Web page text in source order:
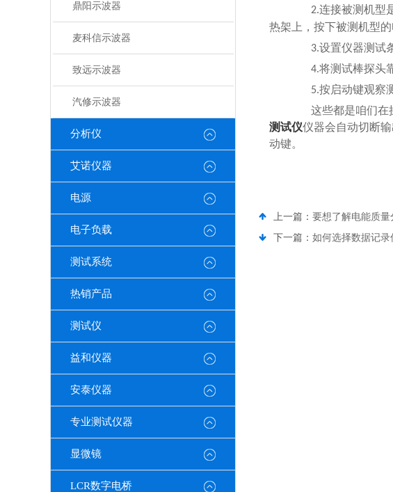
鼎阳示波器
麦科信示波器
致远示波器
汽修示波器
分析仪
艾诺仪器
电源
电子负载
测试系统
热销产品
测试仪
益和仪器
安泰仪器
专业测试仪器
显微镜
LCR数字电桥
2.连接被测机型
热架上，按下被测机型
3.设置仪器测试
4.将测试棒探头
5.按启动键观察
这些都是咱们在操
测试仪仪器会自动切断
动键。
上一篇： 要想了解电能质量
下一篇： 如何选择数据记录